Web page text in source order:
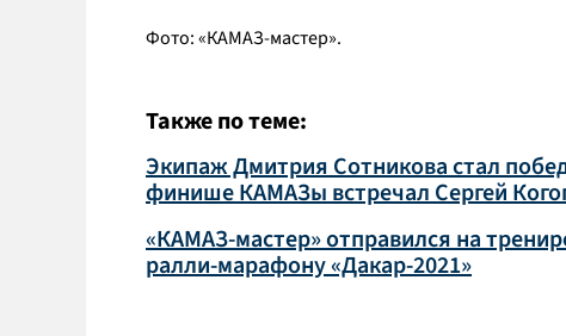
Фото: «КАМАЗ-мастер».
Также по теме:
Экипаж Дмитрия Сотникова стал
финише КАМАЗы встречал Сергей
«КАМАЗ-мастер» отправился на
ралли-марафону «Дакар-2021»